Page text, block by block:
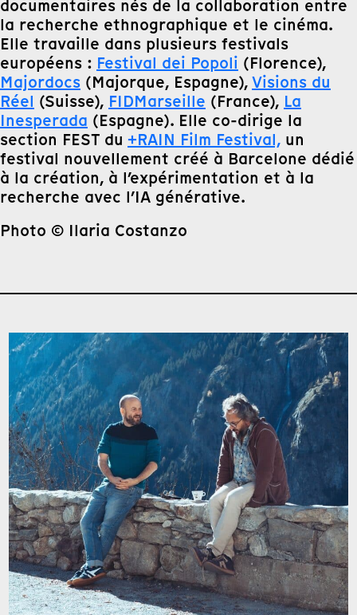
documentaires nés de la collaboration entre
la recherche ethnographique et le cinéma.
Elle travaille dans plusieurs festivals
européens : Festival dei Popoli (Florence),
Majordocs (Majorque, Espagne),Visions du
Réel (Suisse), FIDMarseille (France), La
Inesperada (Espagne). Elle co-dirige la
section FEST du +RAIN Film Festival, un
festival nouvellement créé à Barcelone dédié
à la création, à l’expérimentation et à la
recherche avec l’IA générative.
Photo © Ilaria Costanzo